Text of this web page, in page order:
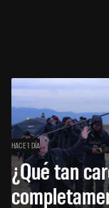
HACE 1 DÍA
¿Qué tan